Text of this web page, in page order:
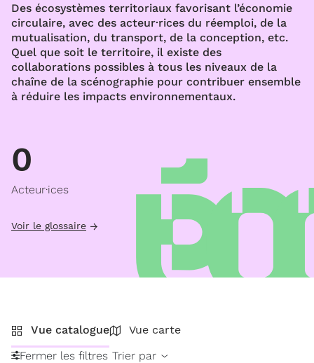
Des écosystèmes territoriaux favorisant l’économie
circulaire, avec des acteur·rices du réemploi, de la
mutualisation, du transport, de la conception, etc.
Quel que soit le territoire, il existe des
collaborations possibles à tous les niveaux de la
chaîne de la scénographie pour contribuer ensemble
à réduire les impacts environnementaux.
0
Acteur·ices
Voir le glossaire
Vue catalogue
Vue carte
Fermer les filtres Trier par